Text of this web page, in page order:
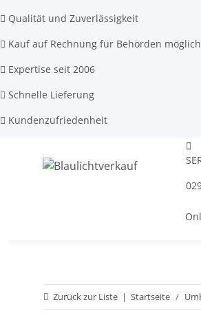
Qualität und Zuverlässigkeit
Kauf auf Rechnung für Behörden möglich
Expertise seit 2006
Schnelle Lieferung
Kundenzufriedenheit
Zurück zur Liste Startseite